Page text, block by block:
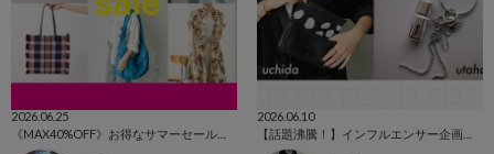
2026.06.25
2026.06.10